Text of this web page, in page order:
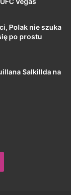
Polak nie szuka
po prostu
Salkillda na